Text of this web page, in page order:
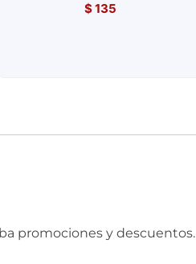
$135
promociones y descuentos.